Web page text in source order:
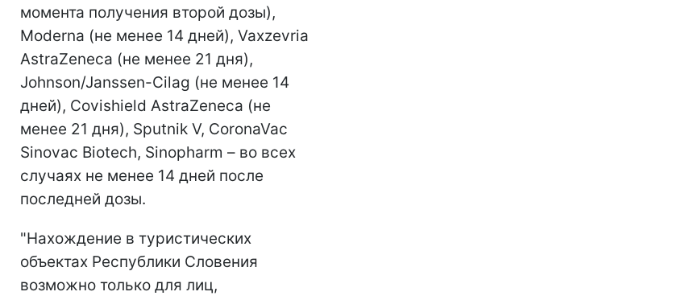
момента получения второй дозы),
Moderna (не менее 14 дней), Vaxzevria
AstraZeneca (не менее 21 дня),
Johnson/Janssen-Cilag (не менее 14
дней), Covishield AstraZeneca (не
менее 21 дня), Sputnik V, CoronaVac
Sinovac Biotech, Sinopharm – во всех
случаях не менее 14 дней после
последней дозы.
"Нахождение в туристических
объектах Республики Словения
возможно только для лиц,